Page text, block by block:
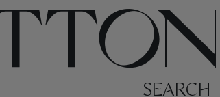
SEARCH